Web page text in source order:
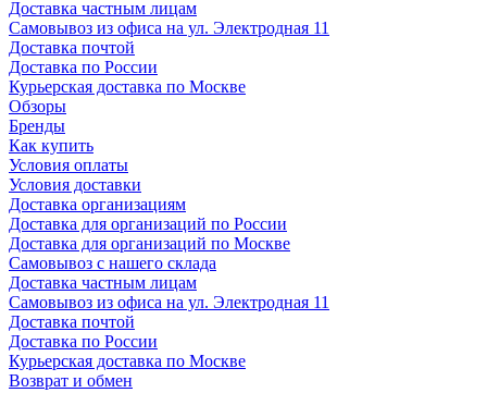
Доставка частным лицам
Самовывоз из офиса на ул. Электродная 11
Доставка почтой
Доставка по России
Курьерская доставка по Москве
Обзоры
Бренды
Как купить
Условия оплаты
Условия доставки
Доставка организациям
Доставка для организаций по России
Доставка для организаций по Москве
Самовывоз с нашего склада
Доставка частным лицам
Самовывоз из офиса на ул. Электродная 11
Доставка почтой
Доставка по России
Курьерская доставка по Москве
Возврат и обмен